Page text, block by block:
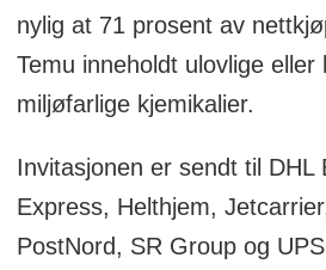
nylig at 71 prosent av
Temu inneholdt ulovlige eller
miljøfarlige kjemikalier.
Invitasjonen er sendt til DHL
Express, Helthjem,
PostNord, SR Group og